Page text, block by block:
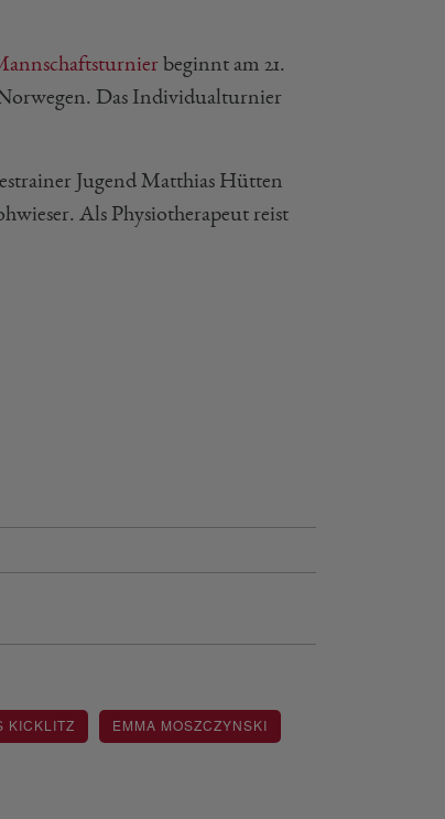
beginnt am 21.
Das Individualturnier
Jugend Matthias Hütten
Als Physiotherapeut reist
KICKLITZ EMMA MOSZCZYNSKI